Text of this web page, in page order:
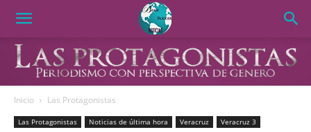
Inicio Las Protagonistas
Las Protagonistas Noticias de última hora Veracruz Veracruz 3